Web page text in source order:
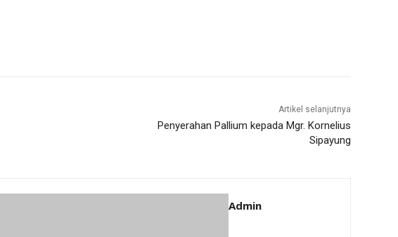
Artikel selanjutnya
Penyerahan Pallium kepada Mgr. Kornelius
Sipayung
Admin